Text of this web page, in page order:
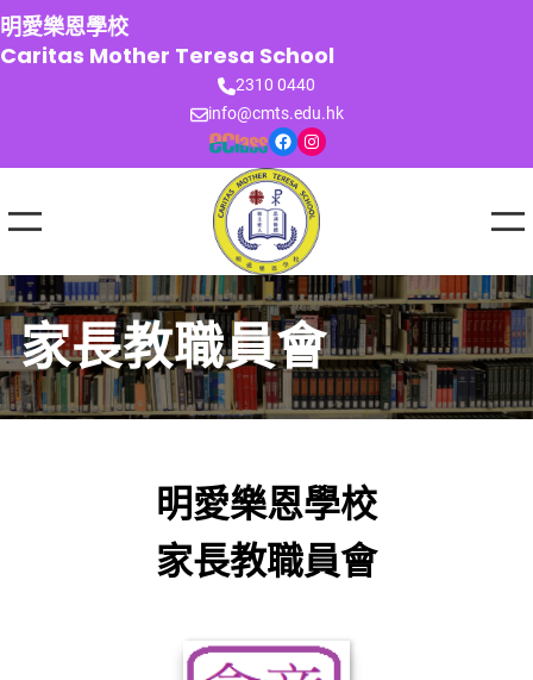
跳
至
主
明愛樂恩學校
Caritas Mother Teresa School
2310 0440
info@cmts.edu.hk
Facebook Instagram
家長教職員會
明愛樂恩學校
家長教職員會